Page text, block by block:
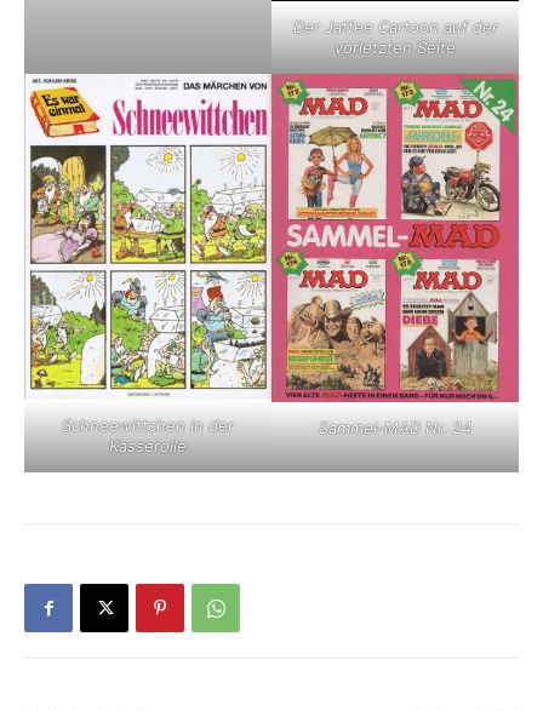
Der Jaffee Cartoon auf der
vorletzten Seite
Schneewittchen in der
Kasserolle
Sammel-MAD Nr. 24